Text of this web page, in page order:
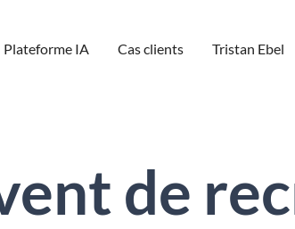
Plateforme IA Cas clients Tristan Ebel
de